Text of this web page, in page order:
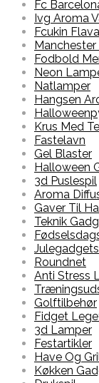
Fc
Ivg Aroma
Fcukin
Fodbold
Neon
Natlamper
Hangsen
Krus Med
Fastelavn
Gel Blaster
Halloween
3d Puslespil
Aroma
Gaver Til
Teknik
Julegadgets
Roundnet
Anti Stress
Golftilbehør
Fidget
3d Lamper
Festartikler
Have Og
Køkken